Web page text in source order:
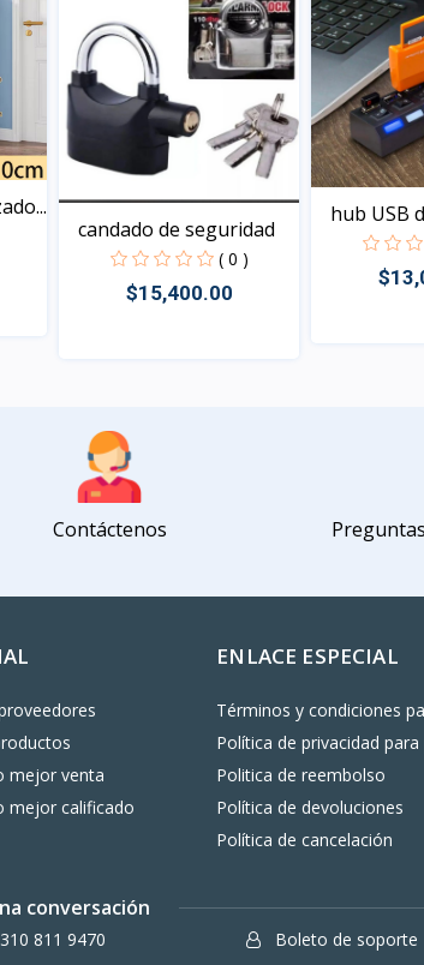
candado de seguridad
( 0 )
$15,400.00
hub USB
Contáctenos
mejor venta
mejor calificado
ENLACE ESPECIAL
Términos y condiciones
Política de privacidad
Politica de reembolso
Política de devoluciones
Política de cancelación
conversación
811 9470 Boleto de soporte